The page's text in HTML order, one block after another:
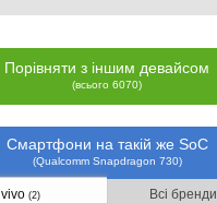
Порівняти з іншим девайсом
(всього 6070)
Смартфони на такій же SoC
(Qualcomm Snapdragon 730)
vivo(2) Всі бренди